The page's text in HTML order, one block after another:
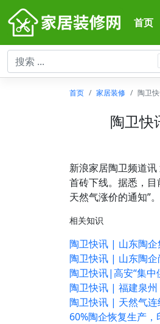
首页
首页 家居装修 陶卫
陶卫快
新浪家居陶卫频道
首砖下线。据悉，
天然气涨价的通知”。
相关知识
陶卫快讯 | 山东陶
陶卫快讯 | 山东陶
陶卫快讯|高安“集中
陶卫快讯 | 福建泉
陶卫快讯 | 天然气
60%陶企恢复生产，